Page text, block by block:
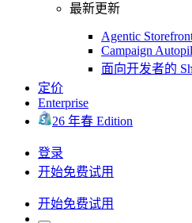
最新更新
Agentic
Campaign
面向开发者的
定价
Enterprise
26 年春 Edition
登录
开始免费试用
开始免费试用